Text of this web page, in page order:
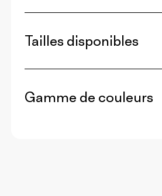
Tailles disponibles
Gamme de couleurs